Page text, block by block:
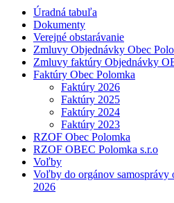
Úradná tabuľa
Dokumenty
Verejné obstarávanie
Zmluvy Objednávky Obec
Zmluvy faktúry Objednávky
Faktúry Obec Polomka
Faktúry 2026
Faktúry 2025
Faktúry 2024
Faktúry 2023
RZOF Obec Polomka
RZOF OBEC Polomka s.r.o
Voľby
Voľby do orgánov samosprávy
2026